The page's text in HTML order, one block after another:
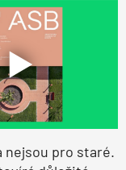
nejsou pro staré.